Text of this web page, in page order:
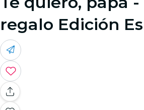
regalo Edición